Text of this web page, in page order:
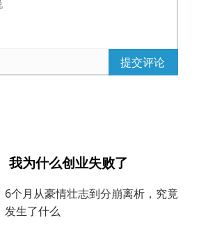
提交评论
我为什么创业失败了
6个月从豪情壮志到分崩离析，究竟
发生了什么